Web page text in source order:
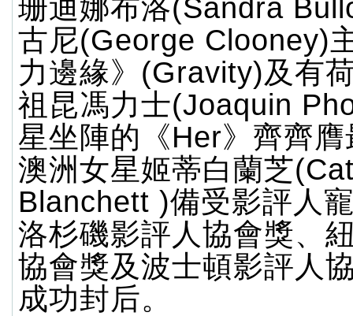
珊迪娜布洛(Sandra
古尼(George Clooney)
力邊緣》(Gravity)及有
祖昆馮力士(Joaquin
星坐陣的《Her》齊齊
澳洲女星姬蒂白蘭芝
Blanchett )備受影評人
洛杉磯影評人協會獎、
協會獎及波士頓影評人
成功封后。